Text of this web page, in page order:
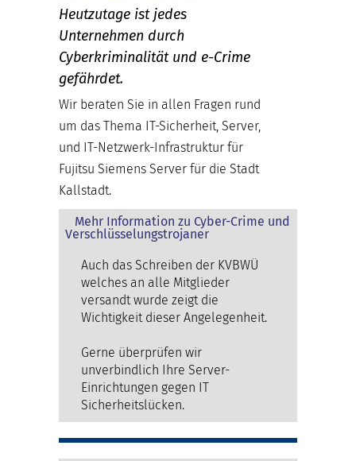
Heutzutage ist jedes
Unternehmen durch
Cyberkriminalität und e-Crime
gefährdet.
Wir beraten Sie in allen Fragen rund
um das Thema IT-Sicherheit, Server,
und IT-Netzwerk-Infrastruktur für
Fujitsu Siemens Server für die Stadt
Kallstadt.
Mehr Information zu Cyber-Crime und
Verschlüsselungstrojaner
Auch das Schreiben der KVBWÜ
welches an alle Mitglieder
versandt wurde zeigt die
Wichtigkeit dieser Angelegenheit.
Gerne überprüfen wir
unverbindlich Ihre Server-
Einrichtungen gegen IT
Sicherheitslücken.